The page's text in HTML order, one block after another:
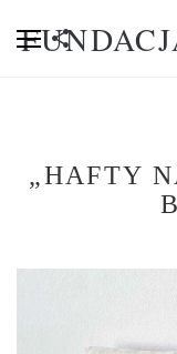
„HAFTY